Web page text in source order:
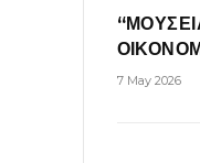
7 May 2026